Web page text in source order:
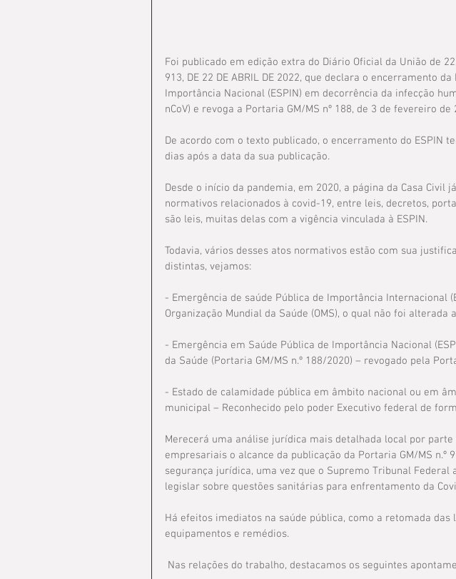
Foi publicado em edição extra do Diário Oficial da União de
913, DE 22 DE ABRIL DE 2022, que declara o encerramento
Importância Nacional (ESPIN) em decorrência da infecção
nCoV) e revoga a Portaria GM/MS nº 188, de 3 de fevereiro
De acordo com o texto publicado, o encerramento do ESPIN
dias após a data da sua publicação.
Desde o início da pandemia, em 2020, a página da Casa Civil
normativos relacionados à covid-19, entre leis, decretos,
são leis, muitas delas com a vigência vinculada à ESPIN.
Todavia, vários desses atos normativos estão com sua
distintas, vejamos:
- Emergência de saúde Pública de Importância Internacional
Organização Mundial da Saúde (OMS), o qual não foi alterada
- Emergência em Saúde Pública de Importância Nacional
da Saúde (Portaria GM/MS n.º 188/2020) – revogado pela
- Estado de calamidade pública em âmbito nacional ou em
municipal – Reconhecido pelo poder Executivo federal de
Merecerá uma análise jurídica mais detalhada local por
empresariais o alcance da publicação da Portaria GM/MS n.º
segurança jurídica, uma vez que o Supremo Tribunal Federal
legislar sobre questões sanitárias para enfrentamento da
Há efeitos imediatos na saúde pública, como a retomada das
equipamentos e remédios.
Nas relações do trabalho, destacamos os seguintes